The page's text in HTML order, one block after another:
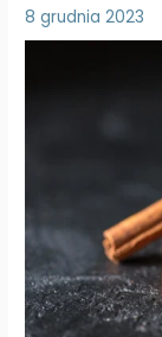
8 grudnia 2023